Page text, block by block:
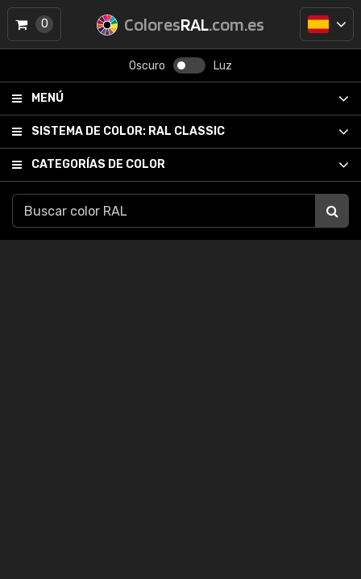
ColoresRAL.com.es
Oscuro Luz
MENÚ
SISTEMA DE COLOR: RAL CLASSIC
CATEGORÍAS DE COLOR
0